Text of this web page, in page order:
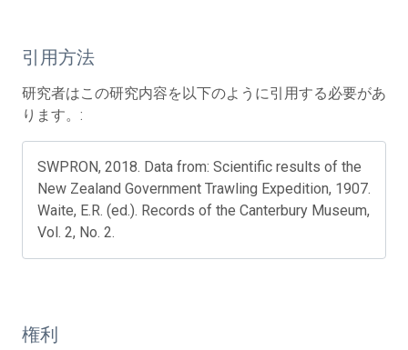
引用方法
研究者はこの研究内容を以下のように引用する必要があ
ります。:
SWPRON, 2018. Data from: Scientific results of the
New Zealand Government Trawling Expedition, 1907.
Waite, E.R. (ed.). Records of the Canterbury Museum,
Vol. 2, No. 2.
権利